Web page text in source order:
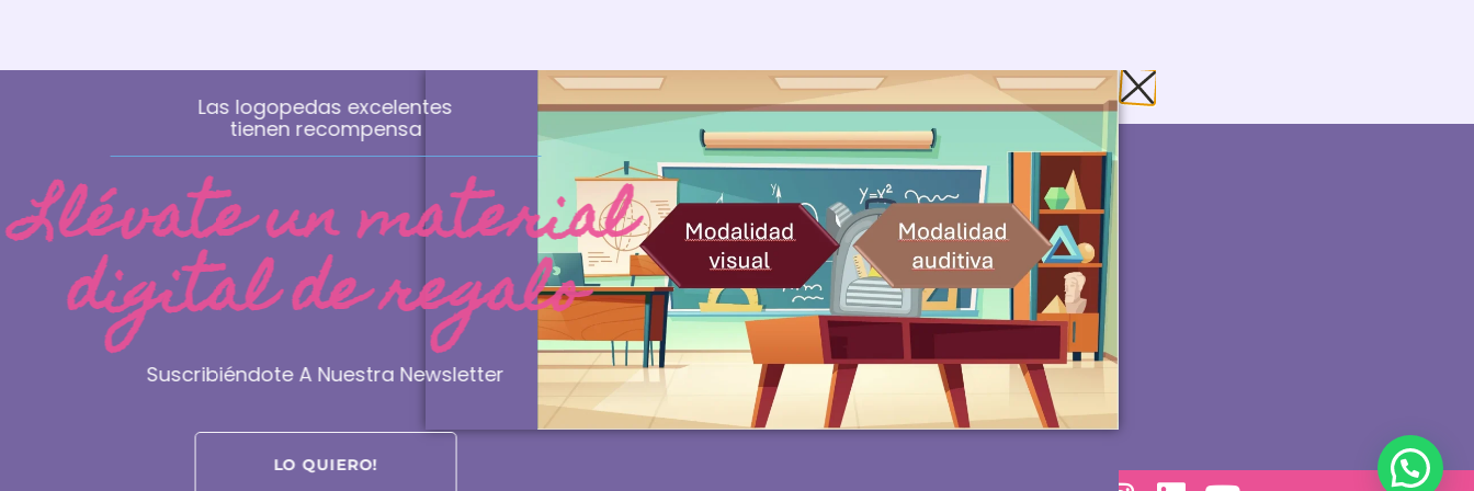
+376 637111
info@logocube.es
Urb Terres Tarteres Carrer 3 Cal Cunill
INFORMACIÓN
Aviso Legal
Términos y condiciones
Política de Devoluciones de LOGOCUBE
Política de privacidad
Política de Cookies
Las logopedas excelentes
tienen recompensa
Llévate un material
digital de regalo
Suscribiéndote A Nuestra Newsletter
LO QUIERO!